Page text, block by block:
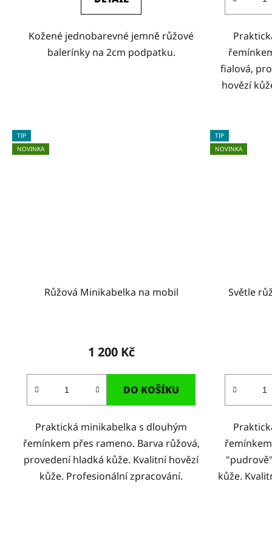
Kožené jednobarevné jemně růžové
balerínky na 2cm podpatku.
fialová,
hovězí
TIP
NOVINKA
Růžová Minikabelka na mobil
1 200 Kč
DO KOŠÍKU
Praktická minikabelka s dlouhým
řemínkem přes rameno. Barva růžová,
provedení hladká kůže. Kvalitní hovězí
kůže. Profesionální zpracování.
TIP
NOVINKA
Světle
kůže.